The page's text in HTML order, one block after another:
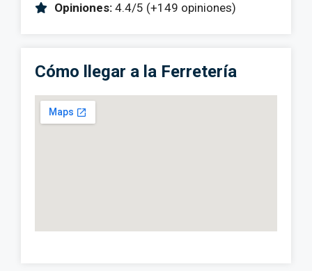
Opiniones: 4.4/5 (+149 opiniones)
Cómo llegar a la Ferretería